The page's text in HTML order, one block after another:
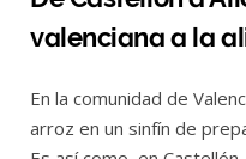
valenciana a la
En la comunidad de
arroz en un sinfín de